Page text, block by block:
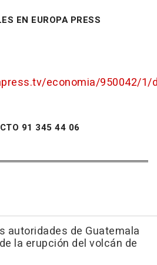
EN EUROPA PRESS
economia/950042/1/
91 345 44 06
autoridades de Guatemala
la erupción del volcán de